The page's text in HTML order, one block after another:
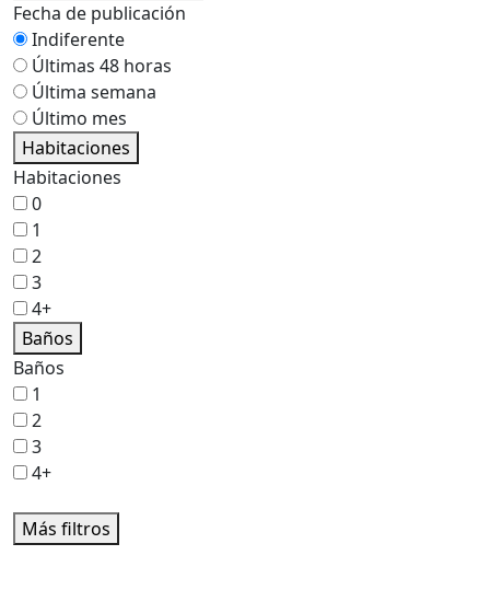
Fecha de publicación
Indiferente
Últimas 48 horas
Última semana
Último mes
Habitaciones
Habitaciones
0
1
2
3
4+
Baños
Baños
1
2
3
4+
Más filtros